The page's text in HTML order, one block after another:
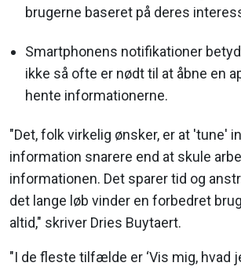
brugerne baseret på deres
Smartphonens notifikationer
ikke så ofte er nødt til at åbne en
hente informationerne.
"Det, folk virkelig ønsker, er at 'tune'
information snarere end at skule
informationen. Det sparer tid og
det lange løb vinder en forbedret
altid," skriver Dries Buytaert.
"I de fleste tilfælde er ‘Vis mig, hvad